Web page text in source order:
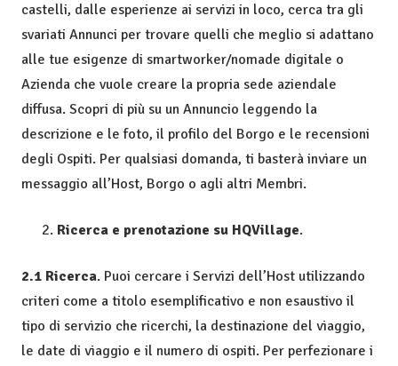
castelli, dalle esperienze ai servizi in loco, cerca tra gli
svariati Annunci per trovare quelli che meglio si adattano
alle tue esigenze di smartworker/nomade digitale o
Azienda che vuole creare la propria sede aziendale
diffusa. Scopri di più su un Annuncio leggendo la
descrizione e le foto, il profilo del Borgo e le recensioni
degli Ospiti. Per qualsiasi domanda, ti basterà inviare un
messaggio all’Host, Borgo o agli altri Membri.
Ricerca e prenotazione su HQVillage.
2.1 Ricerca. Puoi cercare i Servizi dell’Host utilizzando
criteri come a titolo esemplificativo e non esaustivo il
tipo di servizio che ricerchi, la destinazione del viaggio,
le date di viaggio e il numero di ospiti. Per perfezionare i